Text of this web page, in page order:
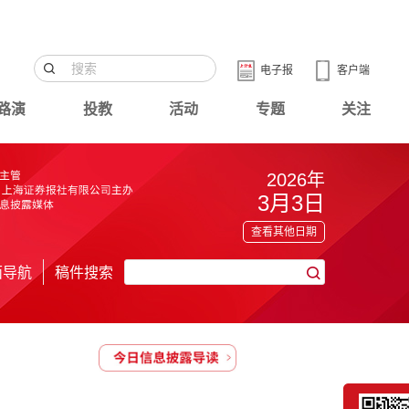
客户端
电子报
演 投教 活动 专题 关注
2026年
3月3日
查看其他日期
航 稿件搜索